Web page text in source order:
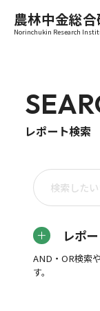
農林中金総
Norinchukin Research
レポート検索
レポ
AND・OR検索
す。